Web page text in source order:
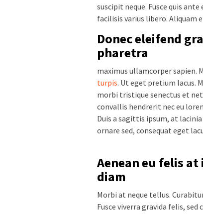
suscipit neque. Fusce quis
facilisis varius libero. Aliquam
Donec eleifend
pharetra
maximus ullamcorper sapien.
turpis. Ut eget pretium lacus.
morbi tristique senectus et
convallis hendrerit nec eu
Duis a sagittis ipsum, at
ornare sed, consequat eget
Aenean eu felis
diam
Morbi at neque tellus.
Fusce viverra gravida felis,